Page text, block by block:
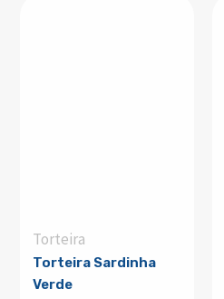
Torteira
Torteira Sardinha
Verde